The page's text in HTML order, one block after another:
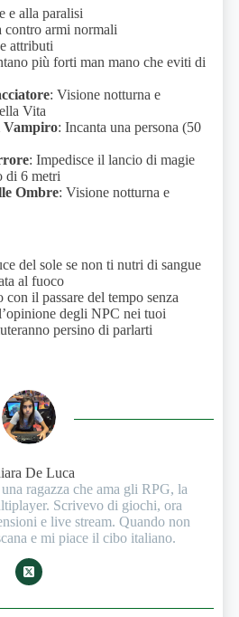
e alla paralisi
contro armi normali
attributi
più forti man mano che eviti di
: Visione notturna e
Vita
Vampiro: Incanta una persona (50
: Impedisce il lancio di magie
di 6 metri
Ombre: Visione notturna e
del sole se non ti nutri di sangue
al fuoco
il passare del tempo senza
degli NPC nei tuoi
persino di parlarti
De Luca
ragazza che ama gli RPG, la
Scrivevo di giochi, ora
e live stream. Quando non
e mi piace il cibo italiano.